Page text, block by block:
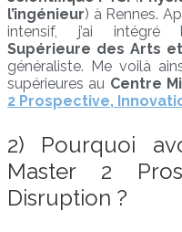
l’ingénieur) à Rennes.
intensif, j’ai intégré
Supérieure des Arts
généraliste. Me voilà
supérieures au Centre
2 Prospective,
2) Pourquoi
Master 2
Disruption ?